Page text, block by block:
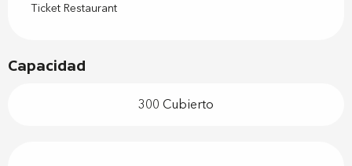
Ticket Restaurant
Capacidad
300 Cubierto